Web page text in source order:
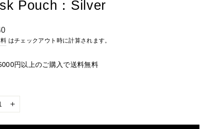
Pouch：Silver
はチェックアウト時に計算されます。
円以上のご購入で送料無料